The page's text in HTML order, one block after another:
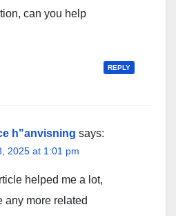
can you help
REPLY
h"anvisning says:
2025 at 1:01 pm
helped me a lot,
any more related